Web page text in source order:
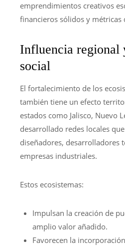
emprendimientos creativos
financieros sólidos y métricas
Influencia regional
social
El fortalecimiento de los
también tiene un efecto
estados como Jalisco, Nuevo
desarrollado redes locales
diseñadores, desarrolladores
empresas industriales.
Estos ecosistemas:
Impulsan la creación de
amplio valor añadido.
Favorecen la